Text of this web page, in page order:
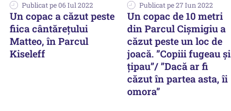
Publicat pe 06 Iul 2022
Un copac a căzut peste
fiica cântăreţului
Matteo, în Parcul
Kiseleff
Publicat pe 27 Iun 2022
Un copac de 10 metri
din Parcul Cișmigiu a
căzut peste un loc de
joacă. ”Copiii fugeau și
țipau”/ ”Dacă ar fi
căzut în partea asta, îi
omora”